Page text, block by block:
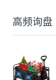
高频询盘